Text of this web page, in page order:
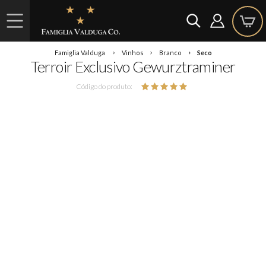
Famiglia Valduga Vinhos Branco Seco
Terroir Exclusivo Gewurztraminer
Código do produto: